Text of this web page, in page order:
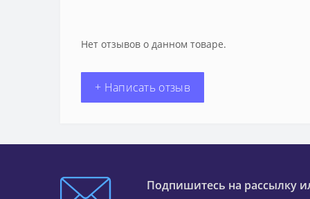
Нет отзывов о данном товаре.
+ Написать отзыв
Подпишитесь на рассылку